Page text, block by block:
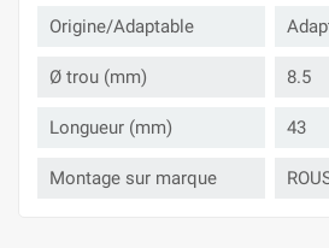
Origine/Adaptable
Ø trou (mm) 8.5
Longueur (mm) 43
Montage sur marque